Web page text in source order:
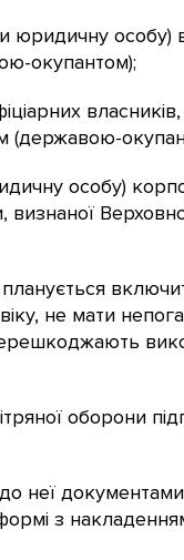
особу)
окупантом);
(державою-
особу)
визнаної
не мати
оборони
неї
з